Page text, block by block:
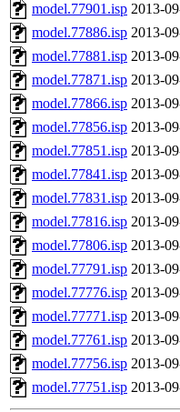
model.77901.isp 2013-
model.77886.isp 2013-
model.77881.isp 2013-
model.77871.isp 2013-
model.77866.isp 2013-
model.77856.isp 2013-
model.77851.isp 2013-
model.77841.isp 2013-
model.77831.isp 2013-
model.77816.isp 2013-
model.77806.isp 2013-
model.77791.isp 2013-
model.77776.isp 2013-
model.77771.isp 2013-
model.77761.isp 2013-
model.77756.isp 2013-
model.77751.isp 2013-